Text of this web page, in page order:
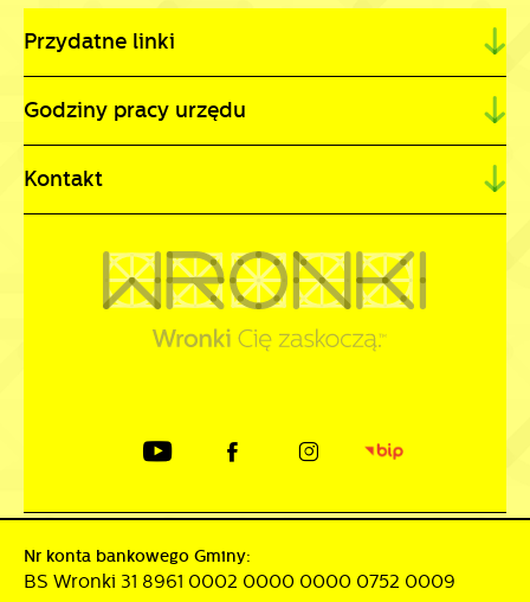
Przydatne linki
Godziny pracy urzędu
Kontakt
Nr konta bankowego Gminy:
BS Wronki 31 8961 0002 0000 0000 0752 0009